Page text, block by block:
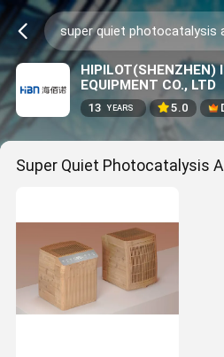
HIPILOT(SHENZHEN)
EQUIPMENT CO., LTD
13 YEARS 5.0
Super Quiet Photocatalysis